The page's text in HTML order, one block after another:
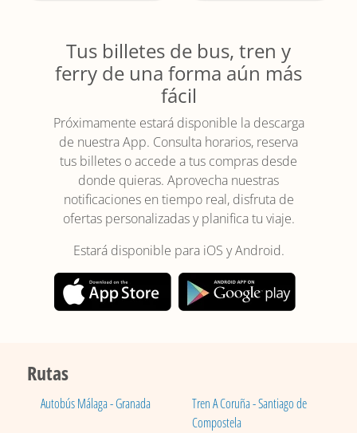
Tus billetes de bus, tren y
ferry de una forma aún más
fácil
Próximamente estará disponible la descarga
de nuestra App. Consulta horarios, reserva
tus billetes o accede a tus compras desde
donde quieras. Aprovecha nuestras
notificaciones en tiempo real, disfruta de
ofertas personalizadas y planifica tu viaje.
Estará disponible para iOS y Android.
Rutas
Autobús Málaga - Granada
Tren A Coruña - Santiago de
Compostela